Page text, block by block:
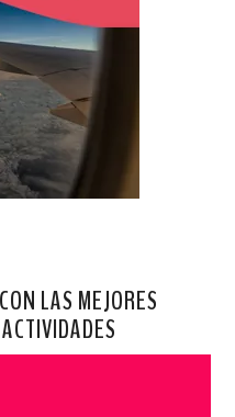
LAS MEJORES